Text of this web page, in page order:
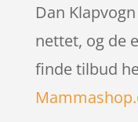
Dan
nettet, og de
finde tilbud